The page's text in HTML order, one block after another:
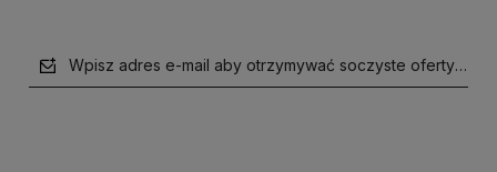
Wpisz adres e-mail aby otrzymywać soczyste oferty i